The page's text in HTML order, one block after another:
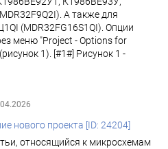
А также для
(MDR32FG16S1QI). Опции
меню "Project - Options for
1). [#1#] Рисунок 1 -
нового проекта [ID: 24204]
относящийся к микросхемам